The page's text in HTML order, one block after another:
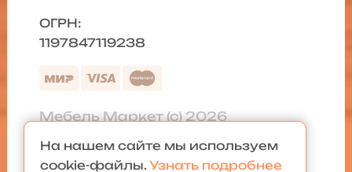
ОГРН:
1197847119238
Мебель Маркет (с) 2026
Политика конфиденциальности
На нашем сайте мы используем
cookie-файлы. Узнать подробнее